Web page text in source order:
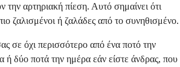
αρτηριακή πίεση. Αυτό σημαίνει ότι
ζαλισμένοι ή ζαλάδες από το συνηθισμένο.
σε όχι περισσότερο από ένα ποτό την
ή δύο ποτά την ημέρα εάν είστε άνδρας, που